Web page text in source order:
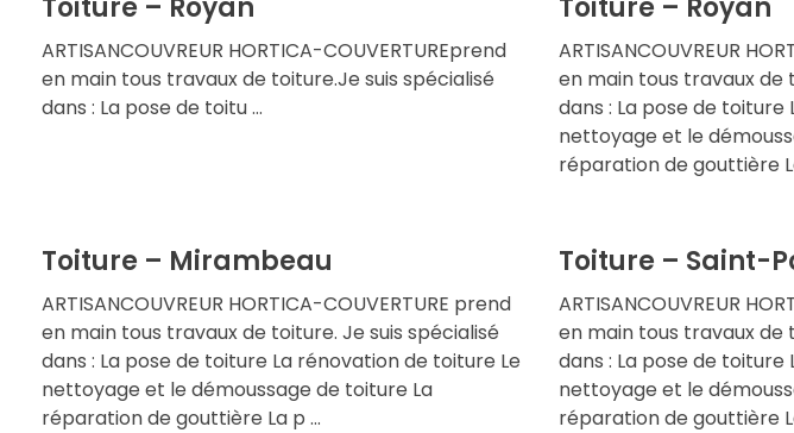
Toiture – Royan
ARTISANCOUVREUR HORTICA-COUVERTUREprend
en main tous travaux de toiture.Je suis spécialisé
dans : La pose de toitu ...
Toiture – Royan
ARTISANCOUVREUR
en main tous travaux de
dans : La pose de
nettoyage et le
réparation de gouttière
Toiture – Mirambeau
ARTISANCOUVREUR HORTICA-COUVERTURE prend
en main tous travaux de toiture. Je suis spécialisé
dans : La pose de toiture La rénovation de toiture Le
nettoyage et le démoussage de toiture La
réparation de gouttière La p ...
Toiture – Saint-
ARTISANCOUVREUR
en main tous travaux de
dans : La pose de
nettoyage et le
réparation de gouttière